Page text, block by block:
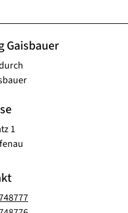
Gaisbauer
1